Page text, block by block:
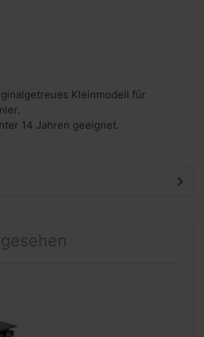
Kleinmodell für
14 Jahren geeignet.